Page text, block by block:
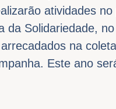
atividades
Solidariedade,
na
Este ano